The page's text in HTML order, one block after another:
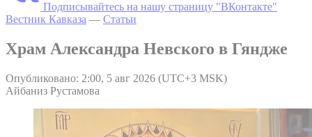
Подписывайтесь на нашу страницу "ВКонтакте"
Вестник Кавказа — Статьи
Храм Александра Невского в Гяндже
Опубликовано: 2:00, 5 авг 2026 (UTC+3 MSK)
Айбаниз Рустамова